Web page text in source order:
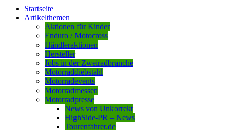
Startseite
Artikelthemen
Aktionen für Kinder
Enduro / Motocross
Händleraktionen
Hersteller
Jobs in der Zweiradbranche
Motorraddiebstahl
Motorradevents
Motorradmessen
Motorradpresse
News von Unkorrekt
HighSide-PR – News
Tourenfahrer.de